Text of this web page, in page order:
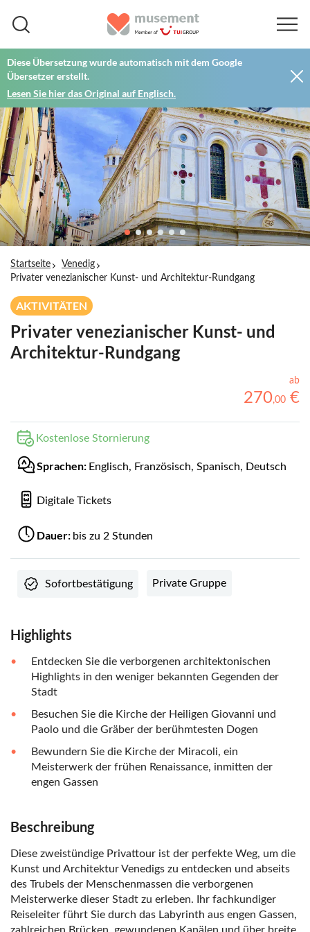
Diese Übersetzung wurde automatisch mit dem Google
Übersetzer erstellt.
Lesen Sie hier das Original auf Englisch.
Startseite
Venedig
Privater venezianischer Kunst- und Architektur-Rundgang
AKTIVITÄTEN
Privater venezianischer Kunst- und
Architektur-Rundgang
ab
270,00 €
Kostenlose Stornierung
Sprachen: Englisch, Französisch, Spanisch, Deutsch
Digitale Tickets
Dauer: bis zu 2 Stunden
Sofortbestätigung Private Gruppe
Highlights
Entdecken Sie die verborgenen architektonischen
Highlights in den weniger bekannten Gegenden der
Stadt
Besuchen Sie die Kirche der Heiligen Giovanni und
Paolo und die Gräber der berühmtesten Dogen
Bewundern Sie die Kirche der Miracoli, ein
Meisterwerk der frühen Renaissance, inmitten der
engen Gassen
Beschreibung
Diese zweistündige Privattour ist der perfekte Weg, um die
Kunst und Architektur Venedigs zu entdecken und abseits
des Trubels der Menschenmassen die verborgenen
Meisterwerke dieser Stadt zu erleben. Ihr fachkundiger
Reiseleiter führt Sie durch das Labyrinth aus engen Gassen,